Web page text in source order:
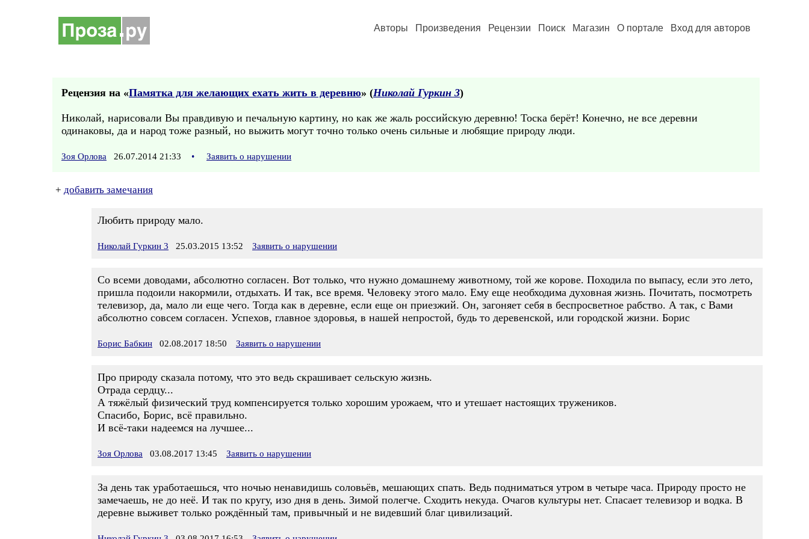
Авторы Произведения Рецензии Поиск Магазин О портале Вход для авторов
Рецензия на «Памятка для желающих ехать жить в деревню» (Николай Гуркин 3)
Николай, нарисовали Вы правдивую и печальную картину, но как же жаль российскую деревню! Тоска берёт! Конечно, не все деревни
одинаковы, да и народ тоже разный, но выжить могут точно только очень сильные и любящие природу люди.
Зоя Орлова 26.07.2014 21:33 • Заявить о нарушении
+ добавить замечания
Любить природу мало.
Николай Гуркин 3 25.03.2015 13:52 Заявить о нарушении
Со всеми доводами, абсолютно согласен. Вот только, что нужно домашнему животному, той же корове. Походила по выпасу, если это лето,
пришла подоили накормили, отдыхать. И так, все время. Человеку этого мало. Ему еще необходима духовная жизнь. Почитать, посмотреть
телевизор, да, мало ли еще чего. Тогда как в деревне, если еще он приезжий. Он, загоняет себя в беспросветное рабство. А так, с Вами
абсолютно совсем согласен. Успехов, главное здоровья, в нашей непростой, будь то деревенской, или городской жизни. Борис
Борис Бабкин 02.08.2017 18:50 Заявить о нарушении
Про природу сказала потому, что это ведь скрашивает сельскую жизнь.
Отрада сердцу...
А тяжёлый физический труд компенсируется только хорошим урожаем, что и утешает настоящих тружеников.
Спасибо, Борис, всё правильно.
И всё-таки надеемся на лучшее...
Зоя Орлова 03.08.2017 13:45 Заявить о нарушении
За день так уработаешься, что ночью ненавидишь соловьёв, мешающих спать. Ведь подниматься утром в четыре часа. Природу просто не
замечаешь, не до неё. И так по кругу, изо дня в день. Зимой полегче. Сходить некуда. Очагов культуры нет. Спасает телевизор и водка. В
деревне выживет только рождённый там, привычный и не видевший благ цивилизаций.